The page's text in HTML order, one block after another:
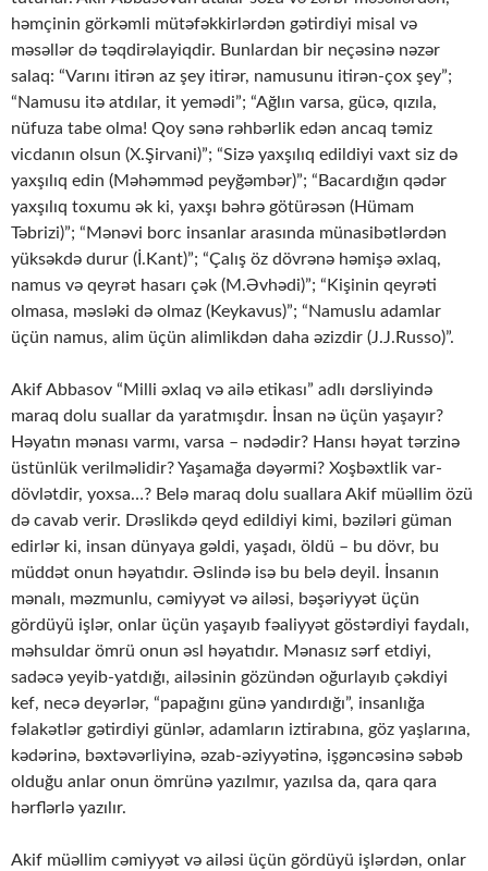
həmçinin görkəmli mütəfəkkirlərdən gətirdiyi misal və
məsəllər də təqdirəlayiqdir. Bunlardan bir neçəsinə nəzər
salaq: “Varını itirən az şey itirər, namusunu itirən-çox şey”;
“Namusu itə atdılar, it yemədi”; “Ağlın varsa, gücə, qızıla,
nüfuza tabe olma! Qoy sənə rəhbərlik edən ancaq təmiz
vicdanın olsun (X.Şirvani)”; “Sizə yaxşılıq edildiyi vaxt siz də
yaxşılıq edin (Məhəmməd peyğəmbər)”; “Bacardığın qədər
yaxşılıq toxumu ək ki, yaxşı bəhrə götürəsən (Hümam
Təbrizi)”; “Mənəvi borc insanlar arasında münasibətlərdən
yüksəkdə durur (İ.Kant)”; “Çalış öz dövrənə həmişə əxlaq,
namus və qeyrət hasarı çək (M.Əvhədi)”; “Kişinin qeyrəti
olmasa, məsləki də olmaz (Keykavus)”; “Namuslu adamlar
üçün namus, alim üçün alimlikdən daha əzizdir (J.J.Russo)”.
Akif Abbasov “Milli əxlaq və ailə etikası” adlı dərsliyində
maraq dolu suallar da yaratmışdır. İnsan nə üçün yaşayır?
Həyatın mənası varmı, varsa – nədədir? Hansı həyat tərzinə
üstünlük verilməlidir? Yaşamağa dəyərmi? Xoşbəxtlik var-
dövlətdir, yoxsa…? Belə maraq dolu suallara Akif müəllim özü
də cavab verir. Drəslikdə qeyd edildiyi kimi, bəziləri güman
edirlər ki, insan dünyaya gəldi, yaşadı, öldü – bu dövr, bu
müddət onun həyatıdır. Əslində isə bu belə deyil. İnsanın
mənalı, məzmunlu, cəmiyyət və ailəsi, bəşəriyyət üçün
gördüyü işlər, onlar üçün yaşayıb fəaliyyət göstərdiyi faydalı,
məhsuldar ömrü onun əsl həyatıdır. Mənasız sərf etdiyi,
sadəcə yeyib-yatdığı, ailəsinin gözündən oğurlayıb çəkdiyi
kef, necə deyərlər, “papağını günə yandırdığı”, insanlığa
fəlakətlər gətirdiyi günlər, adamların iztirabına, göz yaşlarına,
kədərinə, bəxtəvərliyinə, əzab-əziyyətinə, işgəncəsinə səbəb
olduğu anlar onun ömrünə yazılmır, yazılsa da, qara qara
hərflərlə yazılır.
Akif müəllim cəmiyyət və ailəsi üçün gördüyü işlərdən, onlar